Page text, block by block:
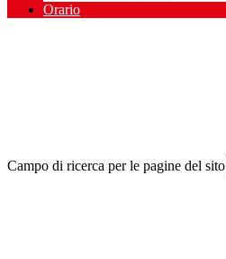
Orario
Campo di ricerca per le pagine del sito